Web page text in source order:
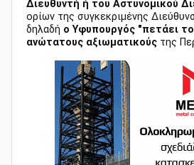
Διευθυντή ή του Αστυνομικού
ορίων της συγκεκριμένης
δηλαδή ο Υφυπουργός "πετάει
ανώτατους αξιωματικούς της